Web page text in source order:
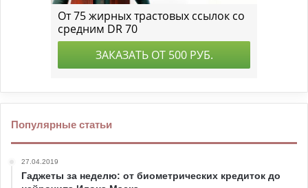
Популярные статьи
27.04.2019
Гаджеты за неделю: от биометрических кредиток до